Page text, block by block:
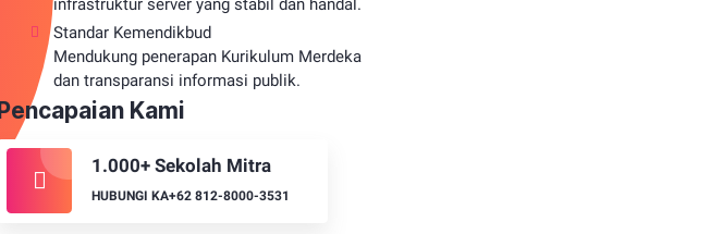
infrastruktur server yang stabil dan handal.
Standar Kemendikbud
Mendukung penerapan Kurikulum Merdeka
dan transparansi informasi publik.
Pencapaian Kami
1.000+ Sekolah Mitra
HUBUNGI KA+62 812-8000-3531